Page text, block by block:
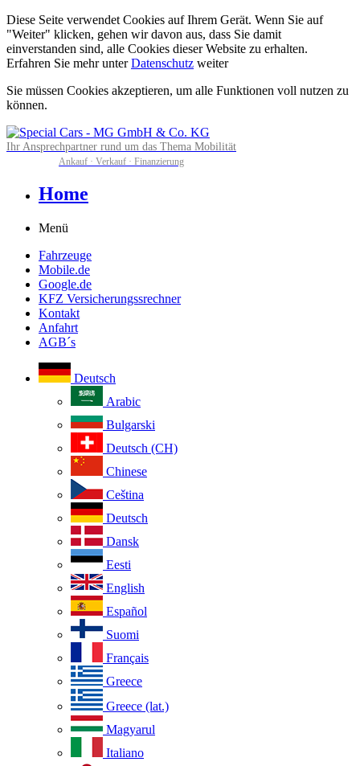
Diese Seite verwendet Cookies auf Ihrem Gerät. Wenn Sie auf
"Weiter" klicken, gehen wir davon aus, dass Sie damit
einverstanden sind, alle Cookies dieser Website zu erhalten.
Erfahren Sie mehr unterDatenschutz weiter
Sie müssen Cookies akzeptieren, um alle Funktionen voll nutzen zu
können.
Ihr Ansprechpartner rund um das Thema Mobilität
Ankauf · Verkauf · Finanzierung
Home
Menü
Fahrzeuge
Mobile.de
Google.de
KFZ Versicherungssrechner
Kontakt
Anfahrt
AGB´s
Deutsch
Arabic
Bulgarski
Deutsch (CH)
Chinese
Ceština
Deutsch
Dansk
Eesti
English
Español
Suomi
Français
Greece
Greece (lat.)
Magyarul
Italiano